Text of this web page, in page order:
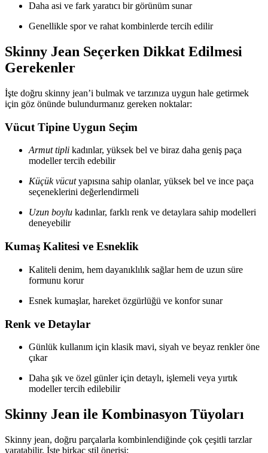
Daha asi ve fark yaratıcı bir görünüm sunar
Genellikle spor ve rahat kombinlerde tercih edilir
Skinny Jean Seçerken Dikkat Edilmesi
Gerekenler
İşte doğru skinny jean’i bulmak ve tarzınıza uygun hale getirmek
için göz önünde bulundurmanız gereken noktalar:
Vücut Tipine Uygun Seçim
Armut tipli kadınlar, yüksek bel ve biraz daha geniş paça
modeller tercih edebilir
Küçük vücutyapısına sahip olanlar, yüksek bel ve ince paça
seçeneklerini değerlendirmeli
Uzun boylu kadınlar, farklı renk ve detaylara sahip modelleri
deneyebilir
Kumaş Kalitesi ve Esneklik
Kaliteli denim, hem dayanıklılık sağlar hem de uzun süre
formunu korur
Esnek kumaşlar, hareket özgürlüğü ve konfor sunar
Renk ve Detaylar
Günlük kullanım için klasik mavi, siyah ve beyaz renkler öne
çıkar
Daha şık ve özel günler için detaylı, işlemeli veya yırtık
modeller tercih edilebilir
Skinny Jean ile Kombinasyon Tüyoları
Skinny jean, doğru parçalarla kombinlendiğinde çok çeşitli tarzlar
yaratabilir. İşte birkaç stil önerisi: